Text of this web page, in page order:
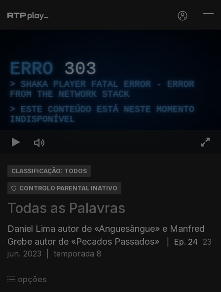
ERRO 303
SHAKA PLAYER FATAL ERROR - ERROR
FROM THE NETWORK STACK
ESTE CONTEÚDO ESTÁ NESTE MOMENTO
INDISPONÍVEL
CLASSIFICAÇÃO: TODOS
CONTROLO PARENTAL INATIVO
Todas as Palavras
Daniel Lima autor de «Anguesângue» e Manfred
Grebe autor de «Pecados Passados»
Ep. 24 23
jun. 2023
temporada 8
opções